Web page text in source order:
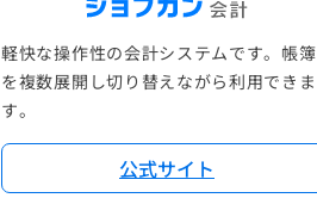
軽快な操作性の会計システムです。帳簿
を複数展開し切り替えながら利用できま
す。
公式サイト